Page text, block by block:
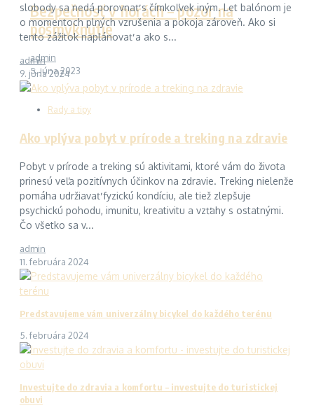
Bezpečnosť v horách – pozor na
pošmyknutie
admin
5. júna 2023
slobody sa nedá porovnať s čímkoľvek iným. Let balónom je
o momentoch plných vzrušenia a pokoja zároveň. Ako si
tento zážitok naplánovať a ako s...
admin
9. júna 2024
Rady a tipy
Ako vplýva pobyt v prírode a treking na zdravie
Pobyt v prírode a treking sú aktivitami, ktoré vám do života
prinesú veľa pozitívnych účinkov na zdravie. Treking nielenže
pomáha udržiavať fyzickú kondíciu, ale tiež zlepšuje
psychickú pohodu, imunitu, kreativitu a vzťahy s ostatnými.
Čo všetko sa v...
admin
11. februára 2024
Predstavujeme vám univerzálny bicykel do každého terénu
5. februára 2024
Investujte do zdravia a komfortu – investujte do turistickej
obuvi